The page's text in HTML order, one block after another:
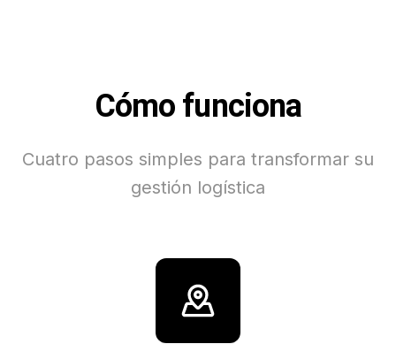
Cómo funciona
Cuatro pasos simples para transformar su
gestión logística